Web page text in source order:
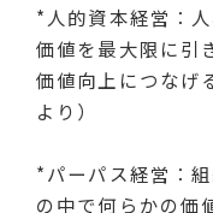
*人的資本経営：
価値を最大限に引
価値向上につなげ
より）
*パーパス経営：
の中で何らかの価